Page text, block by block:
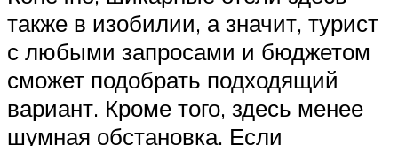
также в изобилии, а значит, турист
с любыми запросами и бюджетом
сможет подобрать подходящий
вариант. Кроме того, здесь менее
шумная обстановка. Если